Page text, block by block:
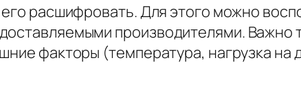
расшифровать. Для этого можно
производителями. Важно
факторы (температура, нагрузка на